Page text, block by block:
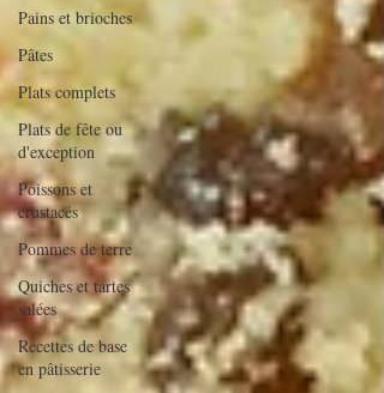
Pains et brioches
Pâtes
Plats complets
Plats de fête ou
d'exception
Poissons et
crustacés
Pommes de terre
Quiches et tartes
salées
Recettes de base
en pâtisserie